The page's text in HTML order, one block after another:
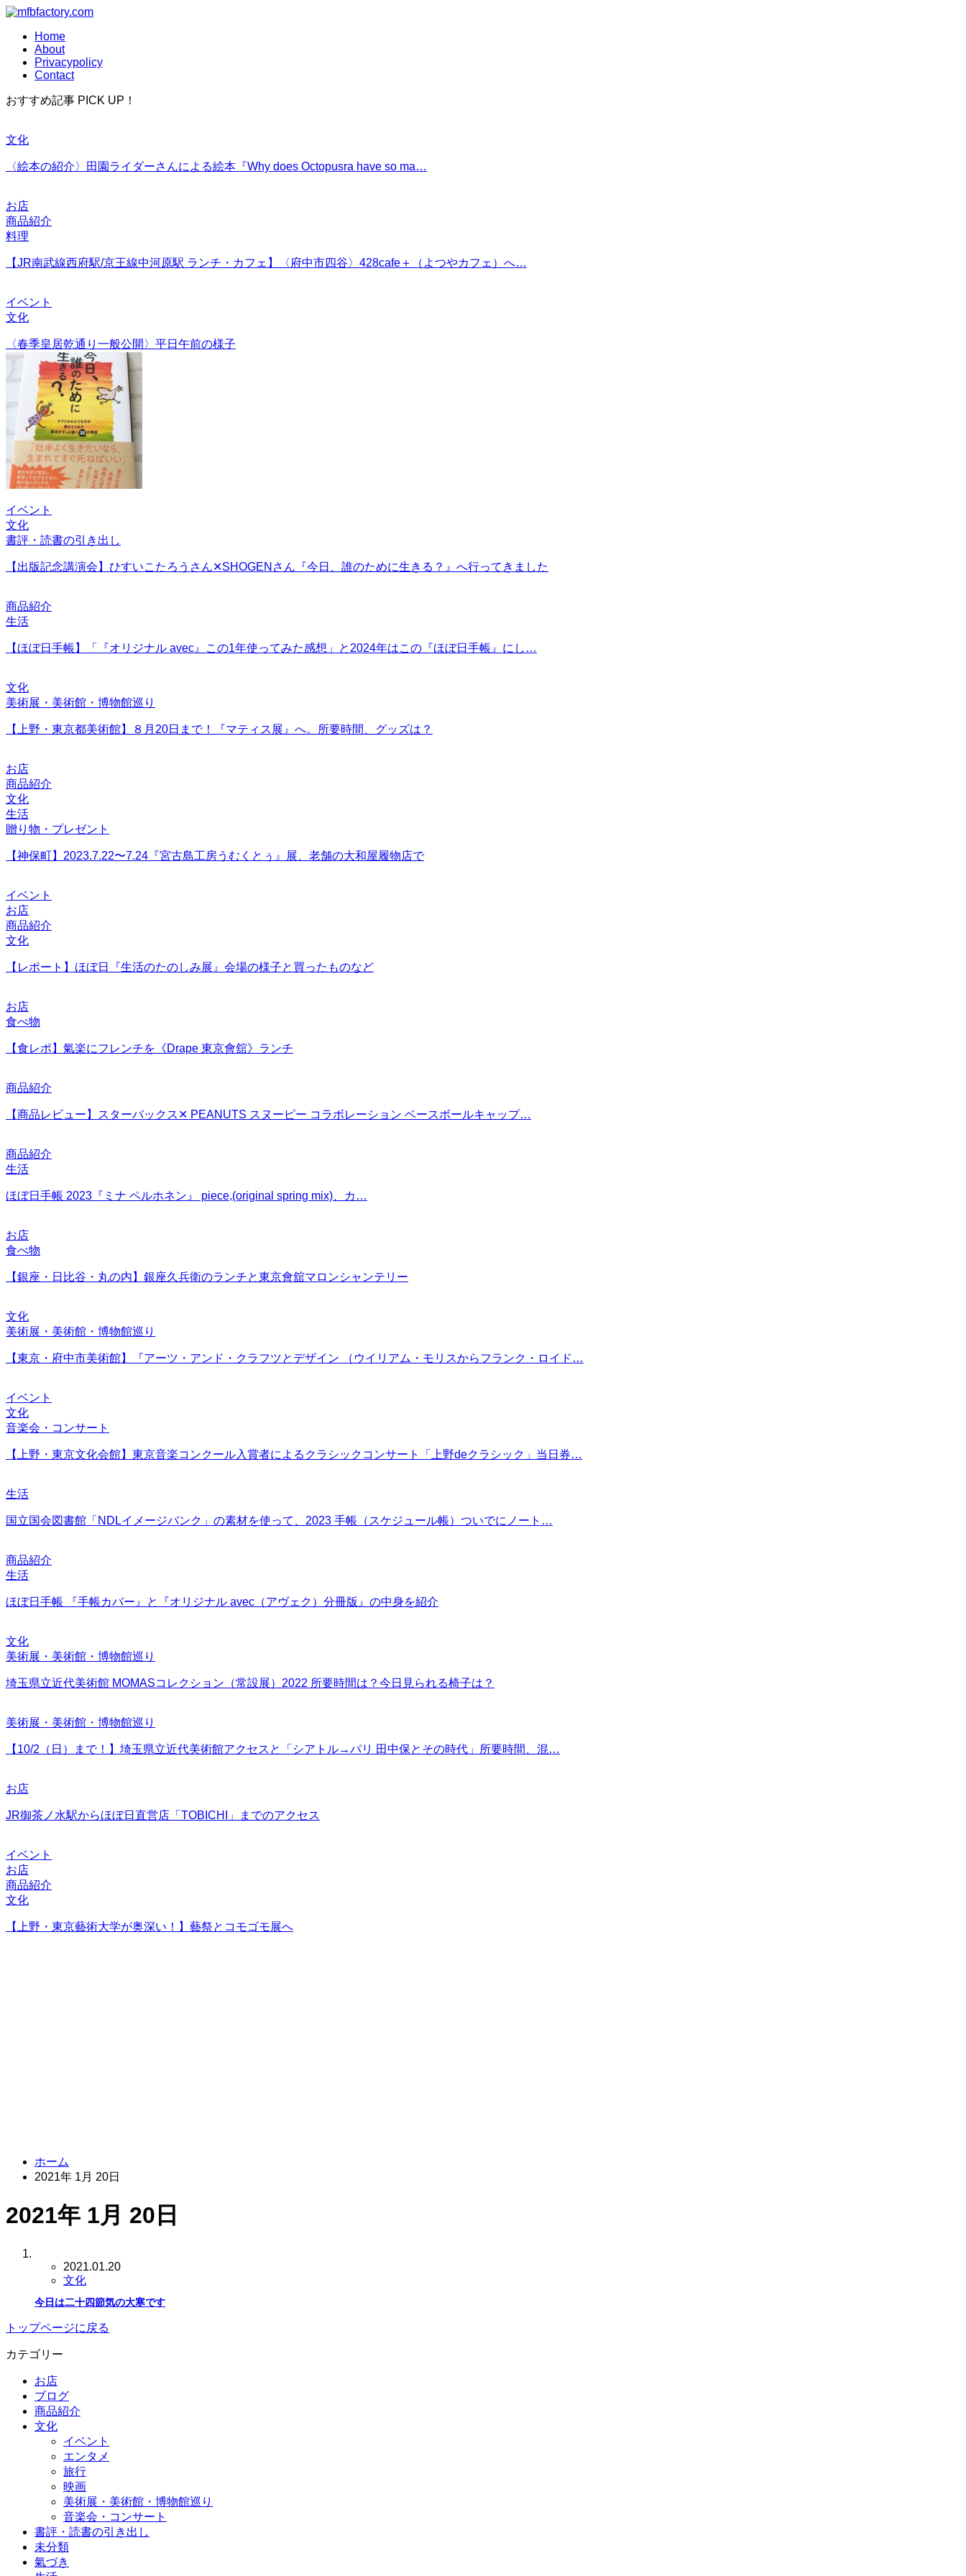
Home
About
Privacypolicy
Contact
おすすめ記事 PICK UP！
文化
〈絵本の紹介〉田園ライダーさんによる絵本『Why does Octopusra have so ma…
お店
商品紹介
料理
【JR南武線西府駅/京王線中河原駅 ランチ・カフェ】〈府中市四谷〉428cafe＋（よつやカフェ）へ…
イベント
文化
〈春季皇居乾通り一般公開〉平日午前の様子
イベント
文化
書評・読書の引き出し
【出版記念講演会】ひすいこたろうさん✕SHOGENさん『今日、誰のために生きる？』へ行ってきました
商品紹介
生活
【ほぼ日手帳】「『オリジナル avec』この1年使ってみた感想」と2024年はこの『ほぼ日手帳』にし…
文化
美術展・美術館・博物館巡り
【上野・東京都美術館】８月20日まで！『マティス展』へ。所要時間、グッズは？
お店
商品紹介
文化
生活
贈り物・プレゼント
【神保町】2023.7.22〜7.24『宮古島工房うむくとぅ』展、老舗の大和屋履物店で
イベント
お店
商品紹介
文化
【レポート】ほぼ日『生活のたのしみ展』会場の様子と買ったものなど
お店
食べ物
【食レポ】氣楽にフレンチを《Drape 東京會舘》ランチ
商品紹介
【商品レビュー】スターバックス✕ PEANUTS スヌーピー コラボレーション ベースボールキャップ…
商品紹介
生活
ほぼ日手帳 2023『ミナ ペルホネン』 piece,(original spring mix)、カ…
お店
食べ物
【銀座・日比谷・丸の内】銀座久兵衛のランチと東京會舘マロンシャンテリー
文化
美術展・美術館・博物館巡り
【東京・府中市美術館】『アーツ・アンド・クラフツとデザイン （ウイリアム・モリスからフランク・ロイド…
イベント
文化
音楽会・コンサート
【上野・東京文化会館】東京音楽コンクール入賞者によるクラシックコンサート「上野deクラシック」当日券…
生活
国立国会図書館「NDLイメージバンク」の素材を使って、2023 手帳（スケジュール帳）ついでにノート…
商品紹介
生活
ほぼ日手帳 『手帳カバー』と『オリジナル avec（アヴェク）分冊版』の中身を紹介
文化
美術展・美術館・博物館巡り
埼玉県立近代美術館 MOMASコレクション（常設展）2022 所要時間は？今日見られる椅子は？
美術展・美術館・博物館巡り
【10/2（日）まで！】埼玉県立近代美術館アクセスと「シアトル→パリ 田中保とその時代」所要時間、混…
お店
JR御茶ノ水駅からほぼ日直営店「TOBICHI」までのアクセス
イベント
お店
商品紹介
文化
【上野・東京藝術大学が奥深い！】藝祭とコモゴモ展へ
ホーム
2021年 1月 20日
2021年 1月 20日
2021.01.20
文化
今日は二十四節気の大寒です
トップページに戻る
カテゴリー
お店
ブログ
商品紹介
文化
イベント
エンタメ
旅行
映画
美術展・美術館・博物館巡り
音楽会・コンサート
書評・読書の引き出し
未分類
氣づき